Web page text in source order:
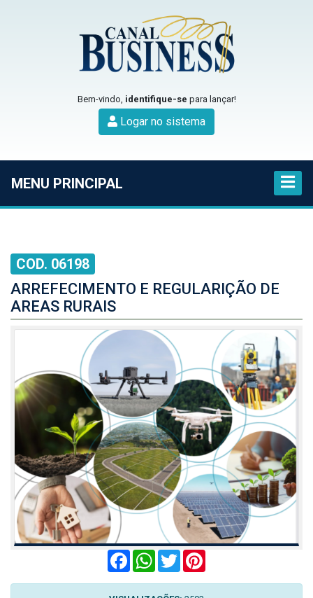
Bem-vindo, identifique-se para lançar!
Logar no sistema
MENU PRINCIPAL
COD. 06198
ARREFECIMENTO E REGULARIÇÃO DE
AREAS RURAIS
FacebookWhatsApp
Twitter